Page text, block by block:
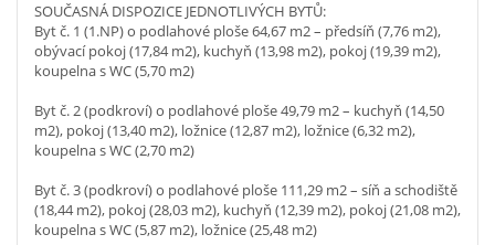
SOUČASNÁ DISPOZICE JEDNOTLIVÝCH BYTŮ:
Byt č. 1 (1.NP) o podlahové ploše 64,67 m2 – předsíň (7,76 m2),
obývací pokoj (17,84 m2), kuchyň (13,98 m2), pokoj (19,39 m2),
koupelna s WC (5,70 m2)
Byt č. 2 (podkroví) o podlahové ploše 49,79 m2 – kuchyň (14,50
m2), pokoj (13,40 m2), ložnice (12,87 m2), ložnice (6,32 m2),
koupelna s WC (2,70 m2)
Byt č. 3 (podkroví) o podlahové ploše 111,29 m2 – síň a schodiště
(18,44 m2), pokoj (28,03 m2), kuchyň (12,39 m2), pokoj (21,08 m2),
koupelna s WC (5,87 m2), ložnice (25,48 m2)